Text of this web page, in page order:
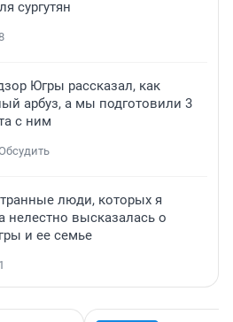
сургутян
Югры рассказал, как
арбуз, а мы подготовили 3
с ним
люди, которых я
нелестно высказалась о
и ее семье
1